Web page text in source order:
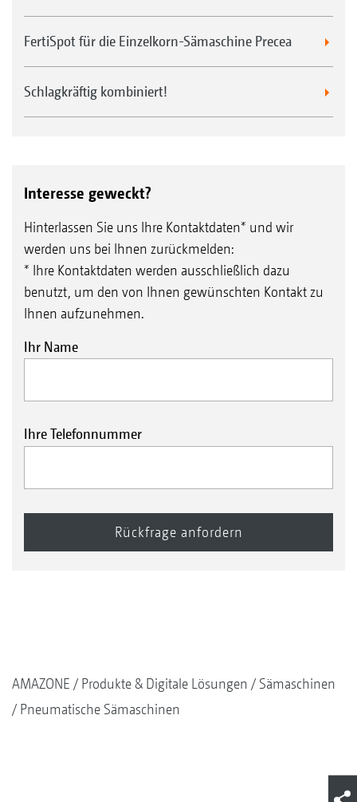
FertiSpot für die Einzelkorn-Sämaschine Precea
Schlagkräftig kombiniert!
Interesse geweckt?
Hinterlassen Sie uns Ihre Kontaktdaten* und wir
werden uns bei Ihnen zurückmelden:
* Ihre Kontaktdaten werden ausschließlich dazu
benutzt, um den von Ihnen gewünschten Kontakt zu
Ihnen aufzunehmen.
Ihr Name
Ihre Telefonnummer
AMAZONE Produkte & Digitale Lösungen
Sämaschinen
Pneumatische Sämaschinen